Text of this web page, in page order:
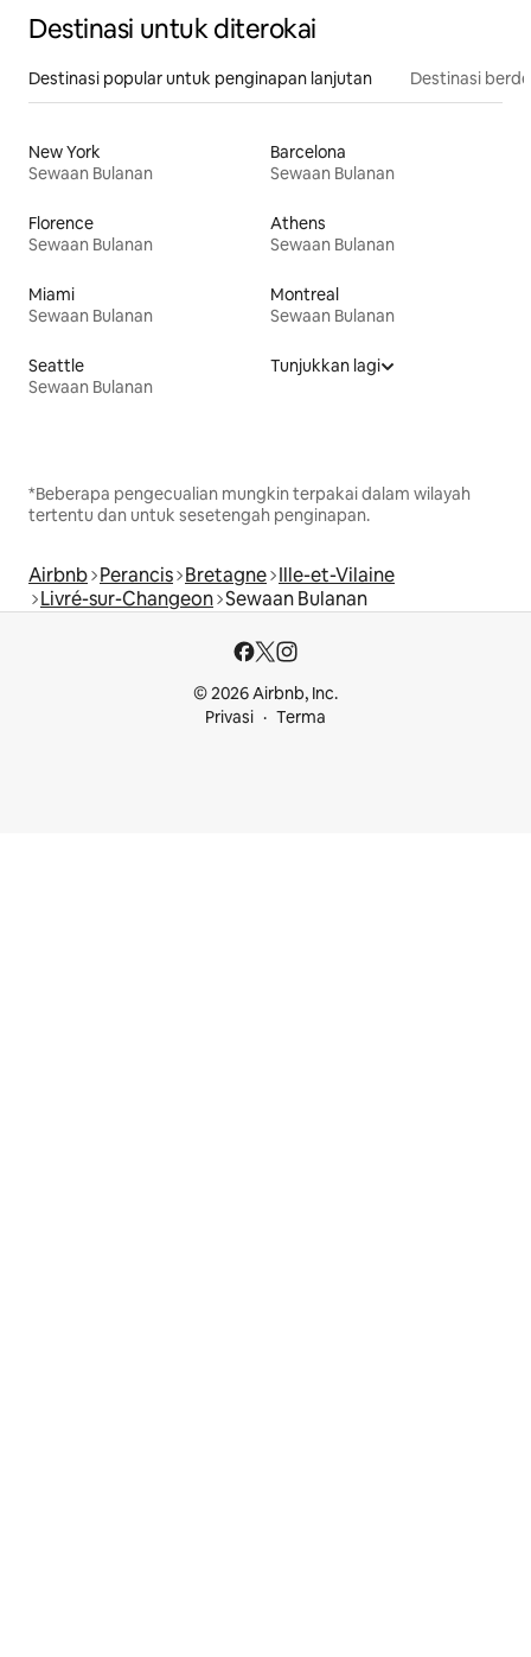
Destinasi untuk diterokai
Destinasi popular untuk penginapan lanjutan Destinasi
New York
Sewaan Bulanan
Barcelona
Sewaan Bulanan
Florence
Sewaan Bulanan
Athens
Sewaan Bulanan
Miami
Sewaan Bulanan
Montreal
Sewaan Bulanan
Seattle
Sewaan Bulanan
Tunjukkan lagi
*Beberapa pengecualian mungkin terpakai dalam wilayah
tertentu dan untuk sesetengah penginapan.
Airbnb Perancis Bretagne Ille-et-Vilaine
Livré-sur-Changeon Sewaan Bulanan
© 2026 Airbnb, Inc.
Privasi
Terma